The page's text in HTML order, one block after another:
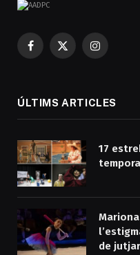
Facebook
X
Instagram
ÚLTIMS ARTICLES
17
de